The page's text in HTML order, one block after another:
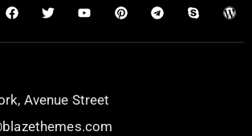
Avenue Street